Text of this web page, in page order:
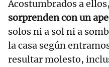
Acostumbrados a
sorprenden con un
solos ni a sol ni a
la casa según
resultar molesto,